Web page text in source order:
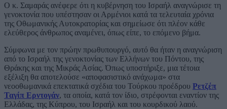
Ο κ. Σαμαράς ανέφερε ότι η κυβέρνηση του Ισραήλ αναγνώρισε τη
γενοκτονία που υπέστησαν οι Αρμένιοι κατά τα τελευταία χρόνια
της Οθωμανικής Αυτοκρατορίας και σημείωσε ότι πλέον κάθε
ελεύθερος άνθρωπος αναμένει, όπως είπε, το επόμενο βήμα.
Σύμφωνα με τον πρώην πρωθυπουργό, αυτό θα ήταν η αναγνώριση
από το Ισραήλ της γενοκτονίας των Ελλήνων του Πόντου, της
Θράκης και της Μικράς Ασίας. Όπως υποστήριξε, μια τέτοια
εξέλιξη θα αποτελούσε «αποφασιστικό ανάχωμα» στα
νεοοθωμανικά επεκτατικά σχέδια του Τούρκου προέδρου Ρετζέπ
Ταγίπ Ερντογάν, τα οποία, κατά τον ίδιο, στρέφονται εναντίον της
Ελλάδας, της Κύπρου, του Ισραήλ και του κουρδικού λαού.